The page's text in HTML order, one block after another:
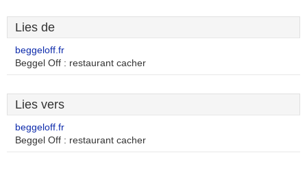
Lies de
beggeloff.fr
Beggel Off : restaurant cacher
Lies vers
beggeloff.fr
Beggel Off : restaurant cacher